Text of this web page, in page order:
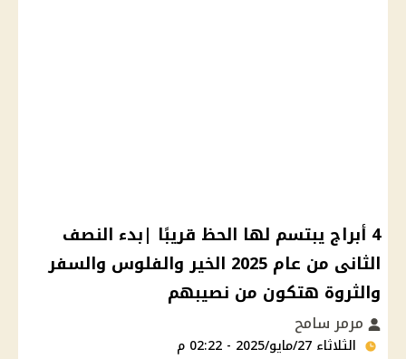
4 أبراج يبتسم لها الحظ قريبًا |بدء النصف
الثانى من عام 2025 الخير والفلوس والسفر
والثروة هتكون من نصيبهم
مرمر سامح
الثلاثاء 27/مايو/2025 - 02:22 م